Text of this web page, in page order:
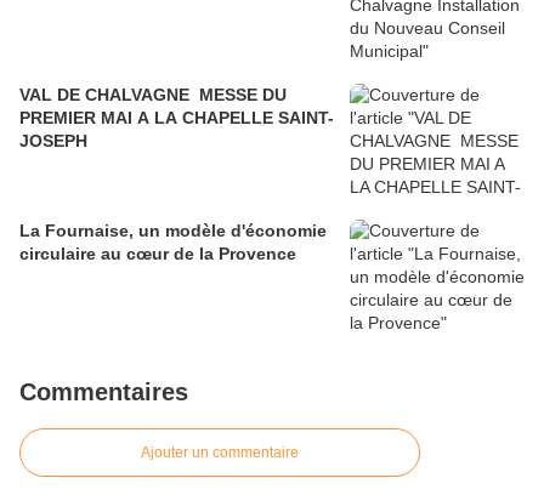
VAL DE CHALVAGNE MESSE DU
PREMIER MAI A LA CHAPELLE SAINT-
JOSEPH
La Fournaise, un modèle d'économie
circulaire au cœur de la Provence
Commentaires
Ajouter un commentaire